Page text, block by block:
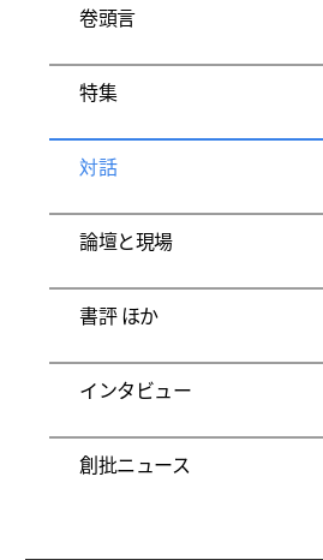
卷頭言
特集
対話
論壇と現場
書評 ほか
インタビュー
創批ニュース